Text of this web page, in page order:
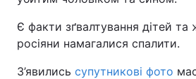
Є факти зґвалтування дітей та
росіяни намагалися спалити.
З’явились супутникові фото